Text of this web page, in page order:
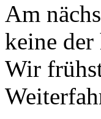
Am
keine der
Wir